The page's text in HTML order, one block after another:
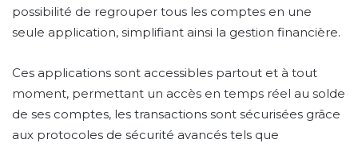
possibilité de regrouper tous les comptes en une
seule application, simplifiant ainsi la gestion financière.
Ces applications sont accessibles partout et à tout
moment, permettant un accès en temps réel au solde
de ses comptes, les transactions sont sécurisées grâce
aux protocoles de sécurité avancés tels que